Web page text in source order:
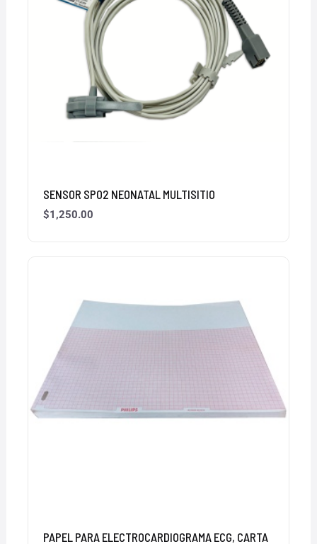
SENSOR SPO2 NEONATAL MULTISITIO
$1,250.00
PAPEL PARA ELECTROCARDIOGRAMA ECG, CARTA